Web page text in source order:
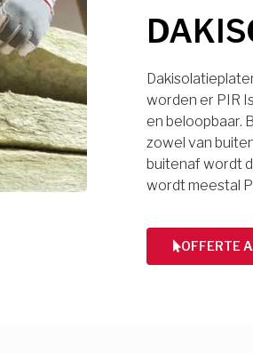
worden er PIR
en beloopbaar.
zowel van
buitenaf wordt
wordt meestal
OFFERTE